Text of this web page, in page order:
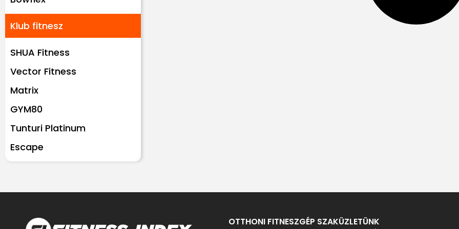
Klub fitnesz
SHUA Fitness
Vector Fitness
Matrix
GYM80
Tunturi Platinum
Escape
OTTHONI FITNESZGÉP SZAKÜZLETÜNK